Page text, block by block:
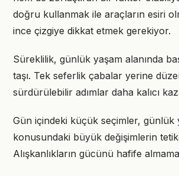
doğru kullanmak ile araçların esiri
ince çizgiye dikkat etmek gerekiyor.
Süreklilik, günlük yaşam alanında
taşı. Tek seferlik çabalar yerine
sürdürülebilir adımlar daha kalıcı
Gün içindeki küçük seçimler, günlük
konusundaki büyük değişimlerin
Alışkanlıkların gücünü hafife